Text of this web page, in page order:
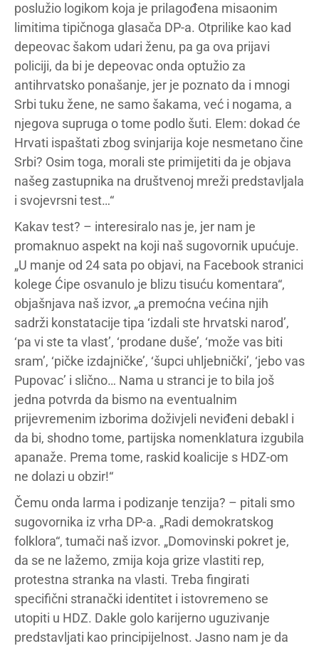
poslužio logikom koja je prilagođena misaonim
limitima tipičnoga glasača DP-a. Otprilike kao kad
depeovac šakom udari ženu, pa ga ova prijavi
policiji, da bi je depeovac onda optužio za
antihrvatsko ponašanje, jer je poznato da i mnogi
Srbi tuku žene, ne samo šakama, već i nogama, a
njegova supruga o tome podlo šuti. Elem: dokad će
Hrvati ispaštati zbog svinjarija koje nesmetano čine
Srbi? Osim toga, morali ste primijetiti da je objava
našeg zastupnika na društvenoj mreži predstavljala
i svojevrsni test…“
Kakav test? – interesiralo nas je, jer nam je
promaknuo aspekt na koji naš sugovornik upućuje.
„U manje od 24 sata po objavi, na Facebook stranici
kolege Ćipe osvanulo je blizu tisuću komentara“,
objašnjava naš izvor, „a premoćna većina njih
sadrži konstatacije tipa ‘izdali ste hrvatski narod’,
‘pa vi ste ta vlast’, ‘prodane duše’, ‘može vas biti
sram’, ‘pičke izdajničke’, ‘šupci uhljebnički’, ‘jebo vas
Pupovac’ i slično… Nama u stranci je to bila još
jedna potvrda da bismo na eventualnim
prijevremenim izborima doživjeli neviđeni debakl i
da bi, shodno tome, partijska nomenklatura izgubila
apanaže. Prema tome, raskid koalicije s HDZ-om
ne dolazi u obzir!“
Čemu onda larma i podizanje tenzija? – pitali smo
sugovornika iz vrha DP-a. „Radi demokratskog
folklora“, tumači naš izvor. „Domovinski pokret je,
da se ne lažemo, zmija koja grize vlastiti rep,
protestna stranka na vlasti. Treba fingirati
specifični stranački identitet i istovremeno se
utopiti u HDZ. Dakle golo karijerno uguzivanje
predstavljati kao principijelnost. Jasno nam je da